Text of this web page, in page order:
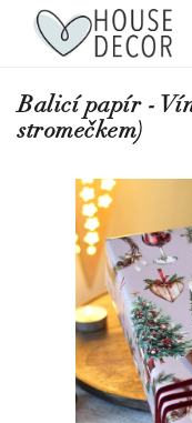
Balicí papír -
stromečkem)